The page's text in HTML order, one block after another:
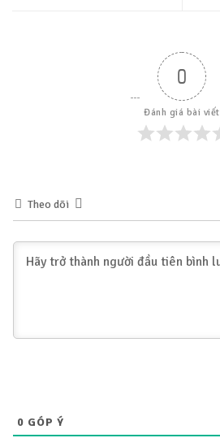
0
Đánh giá bài viết
Theo dõi
0 GÓP Ý